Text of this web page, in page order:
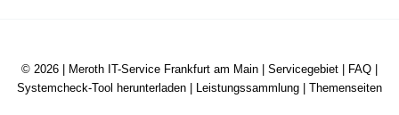
© 2026 | Meroth IT-Service Frankfurt am Main Servicegebiet FAQ
Systemcheck-Tool herunterladen
Leistungssammlung Themenseiten